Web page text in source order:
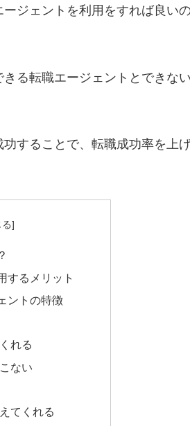
ジェントを利用をすれば良い
る転職エージェントとできな
することで、転職成功率を上
するメリット
ントの特徴
れる
ない
てくれる